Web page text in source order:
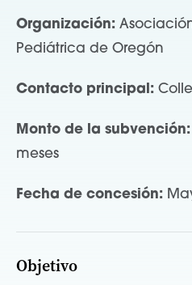
Organización:
Pediátrica de Oregón
Contacto principal:
Monto de la subvención:
meses
Fecha de concesión:
Objetivo